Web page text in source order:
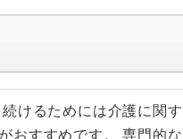
けるためには介護に関す
おすすめです。 専門的な